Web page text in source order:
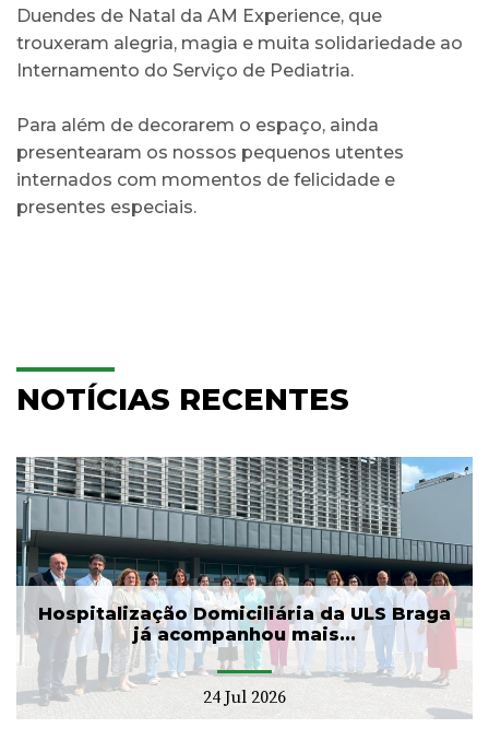
Duendes de Natal da AM Experience, que
trouxeram alegria, magia e muita solidariedade ao
Internamento do Serviço de Pediatria.
Para além de decorarem o espaço, ainda
presentearam os nossos pequenos utentes
internados com momentos de felicidade e
presentes especiais.
NOTÍCIAS RECENTES
Hospitalização Domiciliária da ULS Braga
já acompanhou mais...
24 Jul 2026